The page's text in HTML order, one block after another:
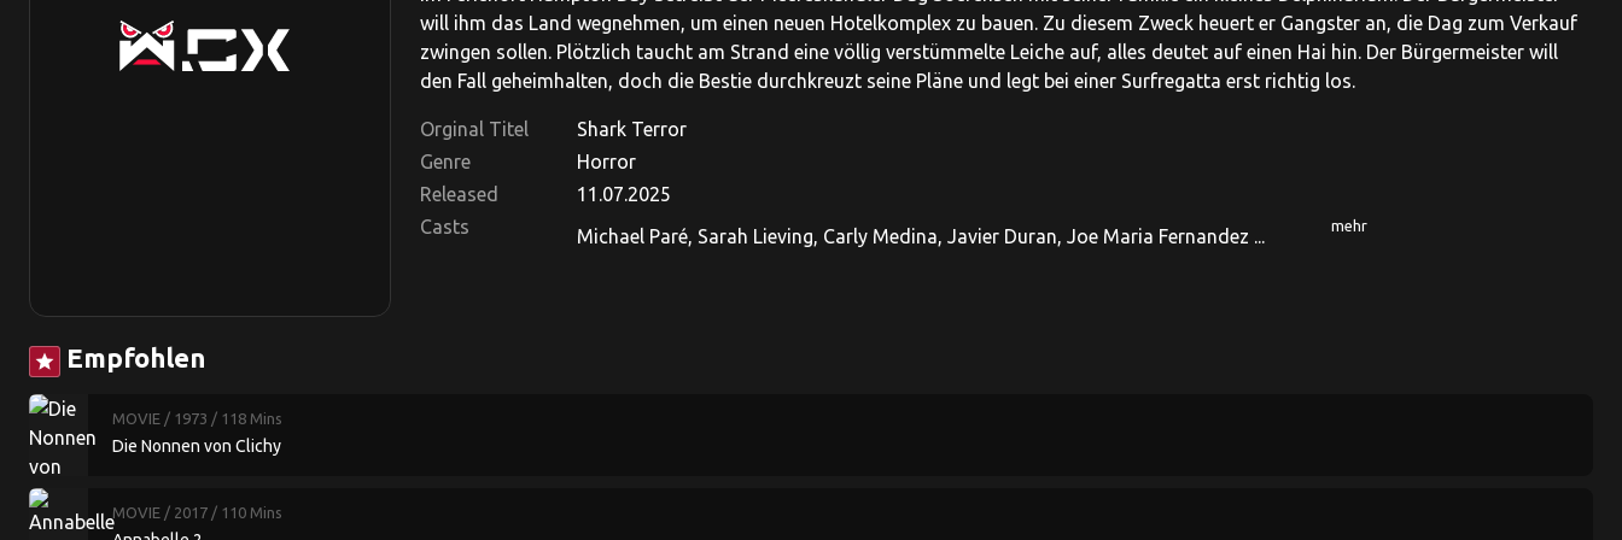
will ihm das Land wegnehmen, um einen neuen Hotelkomplex zu bauen. Zu diesem Zweck heuert er Gangster an, die Dag zum Verkauf
zwingen sollen. Plötzlich taucht am Strand eine völlig verstümmelte Leiche auf, alles deutet auf einen Hai hin. Der Bürgermeister will
den Fall geheimhalten, doch die Bestie durchkreuzt seine Pläne und legt bei einer Surfregatta erst richtig los.
Orginal Titel
Shark Terror
Genre
Horror
Released
11.07.2025
Casts
Michael Paré, Sarah Lieving, Carly Medina, Javier Duran, Joe Maria Fernandez ...
mehr
star Empfohlen
MOVIE / 1973 / 118 Mins
Die Nonnen von Clichy
MOVIE / 2017 / 110 Mins